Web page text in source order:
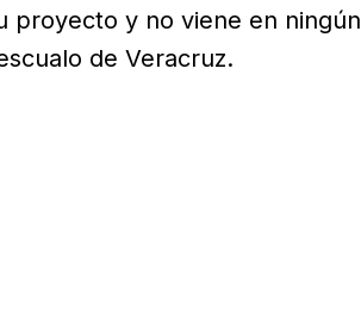
proyecto y no viene en ningún
de Veracruz.